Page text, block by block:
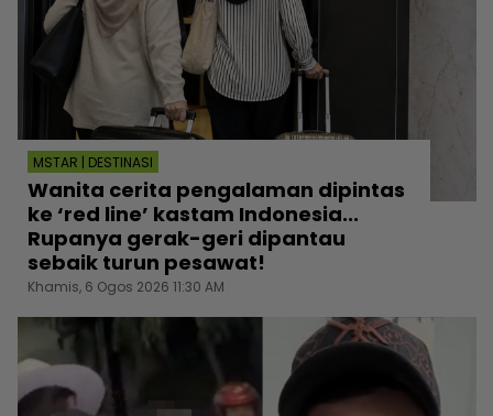
MSTAR | DESTINASI
Wanita cerita pengalaman dipintas
ke ‘red line’ kastam Indonesia...
Rupanya gerak-geri dipantau
sebaik turun pesawat!
Khamis, 6 Ogos 2026 11:30 AM